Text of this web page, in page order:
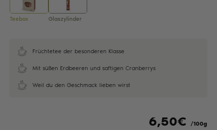
Teebox Glaszylinder
Früchtetee der besonderen Klasse
Mit süßen Erdbeeren und saftigen Cranberrys
Weil du den Geschmack lieben wirst
6,50€ /100g